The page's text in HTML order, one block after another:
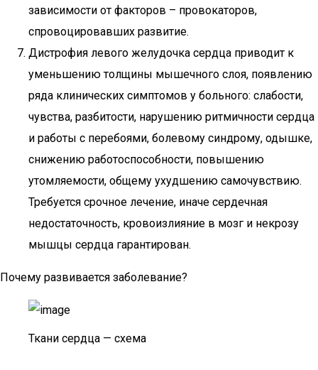
зависимости от факторов – провокаторов,
спровоцировавших развитие.
Дистрофия левого желудочка сердца приводит к
уменьшению толщины мышечного слоя, появлению
ряда клинических симптомов у больного: слабости,
чувства, разбитости, нарушению ритмичности сердца
и работы с перебоями, болевому синдрому, одышке,
снижению работоспособности, повышению
утомляемости, общему ухудшению самочувствию.
Требуется срочное лечение, иначе сердечная
недостаточность, кровоизлияние в мозг и некрозу
мышцы сердца гарантирован.
Почему развивается заболевание?
Ткани сердца — схема